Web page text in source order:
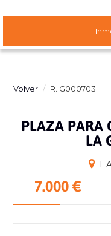
Volver R. G000703
PLAZA PARA
LA
7.000 €